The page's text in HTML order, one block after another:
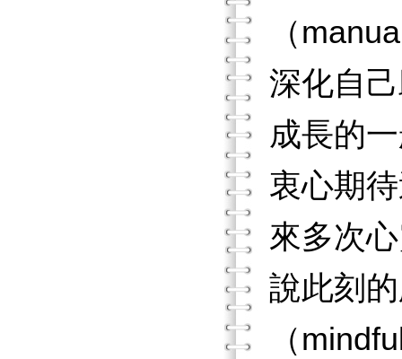
（
深化自
成長的
衷心期
來多次
說此刻
（